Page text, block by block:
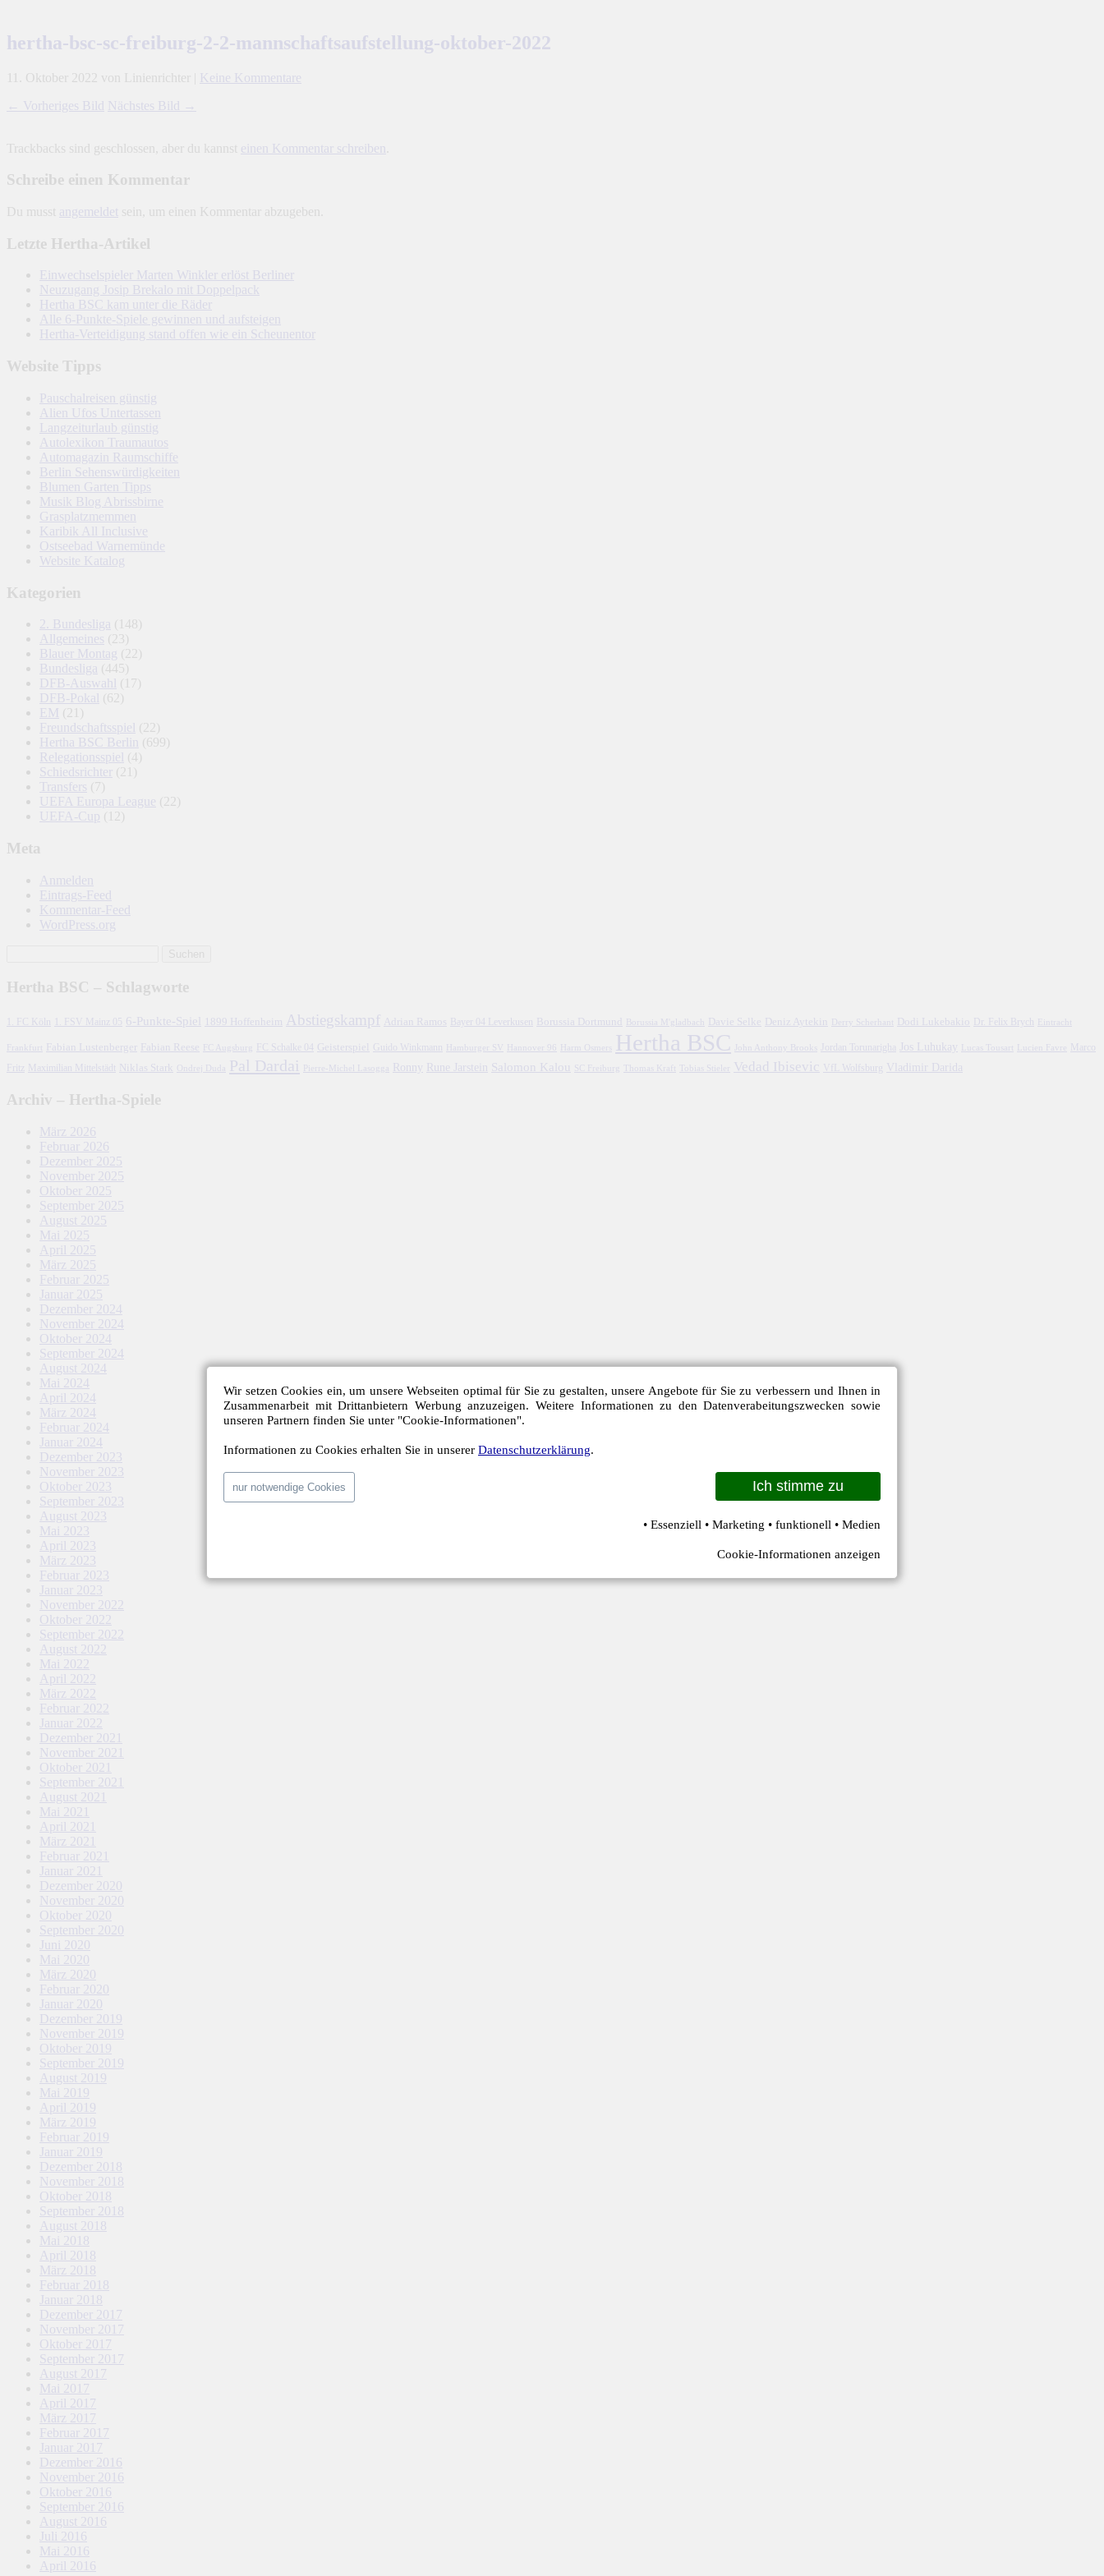
hertha-bsc-sc-freiburg-2-2-mannschaftsaufstellung-oktober-2022
11. Oktober 2022 von Linienrichter
Keine Kommentare
← Vorheriges Bild
Nächstes Bild →
Trackbacks sind geschlossen, aber du kannst einen Kommentar schreiben
Schreibe einen Kommentar
Du musst angemeldet sein, um einen Kommentar abzugeben.
Letzte Hertha-Artikel
Einwechselspieler Marten Winkler erlöst Berliner
Neuzugang Josip Brekalo mit Doppelpack
Hertha BSC kam unter die Räder
Alle 6-Punkte-Spiele gewinnen und aufsteigen
Hertha-Verteidigung stand offen wie ein Scheunentor
Website Tipps
Pauschalreisen günstig
Alien Ufos Untertassen
Langzeiturlaub günstig
Autolexikon Traumautos
Automagazin Raumschiffe
Berlin Sehenswürdigkeiten
Blumen Garten Tipps
Musik Blog Abrissbirne
Grasplatzmemmen
Karibik All Inclusive
Ostseebad Warnemünde
Website Katalog
Kategorien
2. Bundesliga (148)
Allgemeines (23)
Blauer Montag (22)
Bundesliga (445)
DFB-Auswahl
(17)
DFB-Pokal (62)
EM (21)
Freundschaftsspiel (22)
Hertha BSC Berlin
(699)
Relegationsspiel (4)
Schiedsrichter
(21)
Transfers (7)
UEFA Europa League (22)
UEFA-Cup (12)
Meta
Anmelden
Eintrags-Feed
Kommentar-Feed
WordPress.org
Hertha BSC – Schlagworte
1. FC Köln 1. FSV Mainz 05 6-Punkte-Spiel 1899 Hoffenheim Abstiegskampf Adrian Ramos Bayer 04 Leverkusen Borussia Dortmund Borussia M'gladbach Davie Selke Deniz Aytekin Derry Scherhant Dodi Lukebakio Dr. Felix Brych
Fabian Lustenberger Fabian Reese FC Schalke 04 Geisterspiel Guido Winkmann Hamburger SV Hertha BSC Jordan Torunarigha Jos Luhukay
Marco
Fritz
Maximilian Mittelstädt Niklas Stark Pal Dardai Pierre-Michel Lasogga Ronny Rune Jarstein Salomon Kalou SC Freiburg Tobias Stieler Vedad Ibisevic VfL Wolfsburg Vladimir Darida
Archiv – Hertha-Spiele
März 2026
Februar 2026
Dezember 2025
November 2025
Oktober 2025
September 2025
August 2025
Mai 2025
April 2025
März 2025
Februar 2025
Januar 2025
Dezember 2024
November 2024
Oktober 2024
September 2024
August 2024
Mai 2024
April 2024
März 2024
Februar 2024
Januar 2024
Dezember 2023
November 2023
Oktober 2023
September 2023
August 2023
Mai 2023
April 2023
März 2023
Februar 2023
Januar 2023
November 2022
Oktober 2022
September 2022
August 2022
Mai 2022
April 2022
März 2022
Februar 2022
Januar 2022
Dezember 2021
November 2021
Oktober 2021
September 2021
August 2021
Mai 2021
April 2021
März 2021
Februar 2021
Januar 2021
Dezember 2020
November 2020
Oktober 2020
September 2020
Juni 2020
Mai 2020
März 2020
Februar 2020
Januar 2020
Dezember 2019
November 2019
Oktober 2019
September 2019
August 2019
Mai 2019
April 2019
März 2019
Februar 2019
Januar 2019
Dezember 2018
November 2018
Oktober 2018
September 2018
August 2018
Mai 2018
April 2018
März 2018
Februar 2018
Januar 2018
Dezember 2017
November 2017
Oktober 2017
September 2017
August 2017
Mai 2017
April 2017
März 2017
Februar 2017
Januar 2017
Dezember 2016
November 2016
Oktober 2016
September 2016
August 2016
Juli 2016
Mai 2016
April 2016
Wir setzen Cookies ein, um unsere Webseiten optimal für Sie zu gestalten, unsere Angebote für Sie zu verbessern und Ihnen in
Zusammenarbeit mit Drittanbietern Werbung anzuzeigen. Weitere Informationen zu den Datenverabeitungszwecken sowie
unseren Partnern finden Sie unter "Cookie-Informationen".
Informationen zu Cookies erhalten Sie in unserer Datenschutzerklärung.
nur notwendige Cookies Ich stimme zu
• Essenziell • Marketing • funktionell • Medien
Cookie-Informationen anzeigen